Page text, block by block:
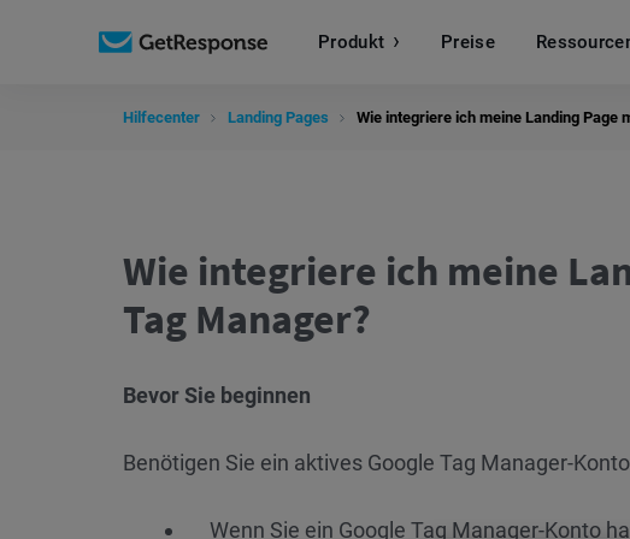
Produkt Preise
Hilfecenter Landing Pages Wie integriere ich meine Landing Page
Wie integriere ich meine
Tag Manager?
Bevor Sie beginnen
Benötigen Sie ein aktives Google Tag Manager-
Wenn Sie ein Google Tag Manager-Konto